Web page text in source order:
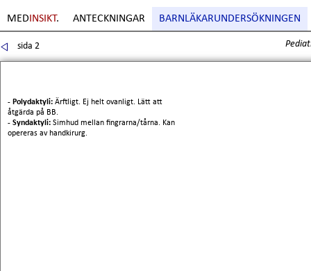
MED INSIKT. ANTECKNINGAR BARNLÄKARUNDERSÖKNINGEN
sida 2
- Polydaktyli: Ärftligt. Ej helt ovanligt. Lätt att
åtgärda på BB.
- Syndaktyli: Simhud mellan fingrarna/tårna. Kan
opereras av handkirurg.